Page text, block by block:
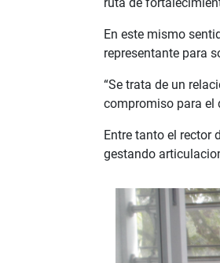
ruta de
En este mismo
representante para
“Se trata de un
compromiso para el
Entre tanto el rector
gestando